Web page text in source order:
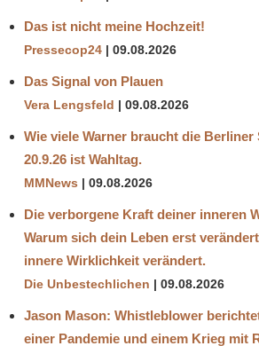
Das ist nicht meine Hochzeit!
Pressecop24 09.08.2026
Das Signal von Plauen
Vera Lengsfeld 09.08.2026
Wie viele Warner braucht die Berliner
20.9.26 ist Wahltag.
MMNews 09.08.2026
Die verborgene Kraft deiner inneren
Warum sich dein Leben erst
innere Wirklichkeit verändert.
Die Unbestechlichen 09.08.2026
Jason Mason: Whistleblower
einer Pandemie und einem Krieg mit